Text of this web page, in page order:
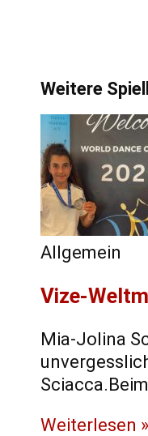
Weitere
Allgemein
Vize-
Mia-Jolina
Weiterlesen »